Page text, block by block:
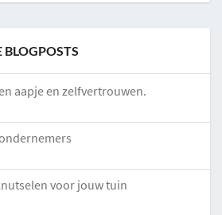
BLOGPOSTS
aapje en zelfvertrouwen.
voor jouw tuin